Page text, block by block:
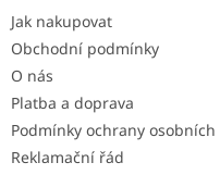
Jak nakupovat
Obchodní podmínky
O nás
Platba a doprava
Podmínky ochrany
Reklamační řád